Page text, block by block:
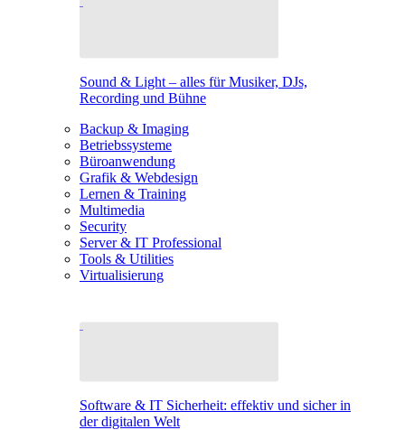
Sound & Light – alles für Musiker, DJs,
Recording und Bühne
Backup & Imaging
Betriebssysteme
Büroanwendung
Grafik & Webdesign
Lernen & Training
Multimedia
Security
Server & IT Professional
Tools & Utilities
Virtualisierung
Software & IT Sicherheit: effektiv und sicher in
der digitalen Welt